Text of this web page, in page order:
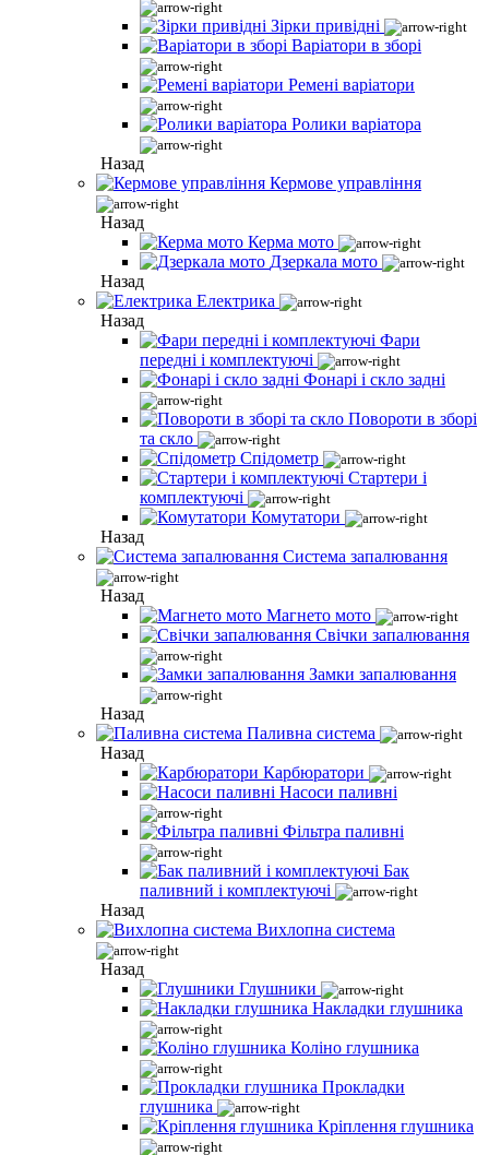
Зірки привідні
Варіатори в зборі
Ремені варіатори
Ролики варіатора
Назад
Кермове управління
Назад
Керма мото
Дзеркала мото
Назад
Електрика
Назад
Фари
передні і комплектуючі
Фонарі і скло задні
Повороти в зборі
та скло
Спідометр
Стартери і
комплектуючі
Комутатори
Назад
Система запалювання
Назад
Магнето мото
Свічки запалювання
Замки запалювання
Назад
Паливна система
Назад
Карбюратори
Насоси паливні
Фільтра паливні
Бак
паливний і комплектуючі
Назад
Вихлопна система
Назад
Глушники
Накладки глушника
Коліно глушника
Прокладки
глушника
Кріплення глушника